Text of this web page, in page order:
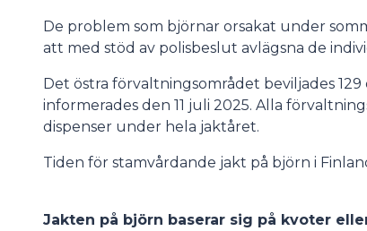
De problem som björnar orsakat under
att med stöd av polisbeslut avlägsna de
Det östra förvaltningsområdet beviljades
informerades den 11 juli 2025. Alla
dispenser under hela jaktåret.
Tiden för stamvårdande jakt på björn i
Jakten på björn baserar sig på kvoter